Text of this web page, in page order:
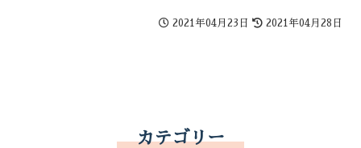
2021年04月23日 2021年04月28日
カテゴリー